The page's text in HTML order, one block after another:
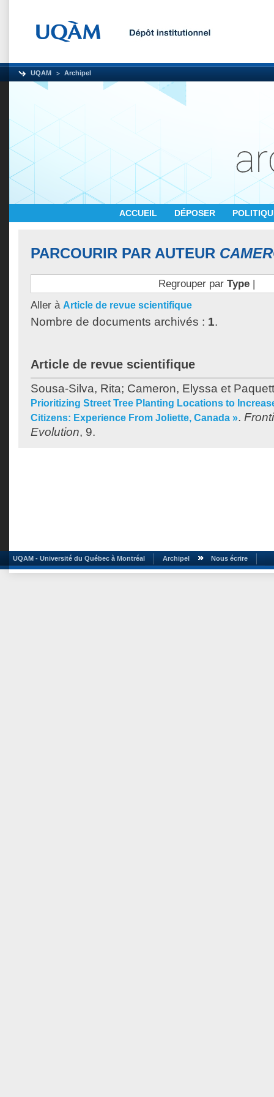
UQAM Archipel
ACCUEIL DÉPOSER
PARCOURIR PAR AUTEUR
Regrouper par Type|
Aller à Article de revue scientifique
Nombre de documents archivés : 1.
Article de revue scientifique
Sousa-Silva, Rita; Cameron, Elyssa et
Prioritizing Street Tree Planting Locations to
Citizens: Experience From Joliette, Canada ».
Evolution, 9.
UQAM - Université du Québec à Montréal Archipel Nous écrire